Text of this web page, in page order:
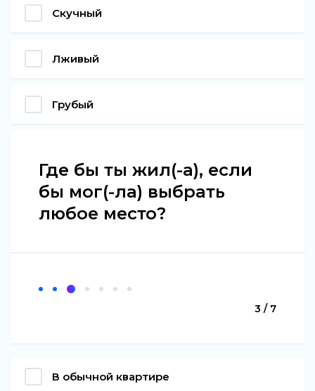
Скучный
Лживый
Грубый
Где бы ты жил(-а), если
бы мог(-ла) выбрать
любое место?
3 / 7
В обычной квартире